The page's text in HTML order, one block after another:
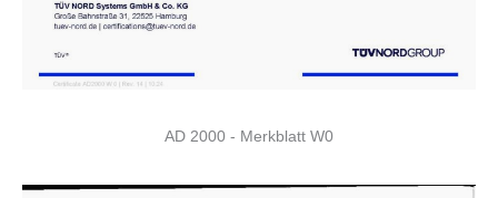
AD 2000 - Merkblatt W0